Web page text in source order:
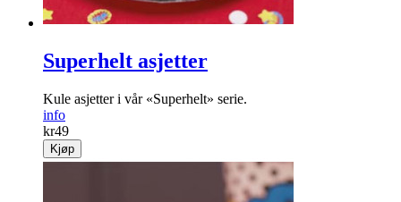
Superhelt asjetter
Kule asjetter i vår «Superhelt» serie.
info
kr49
Kjøp